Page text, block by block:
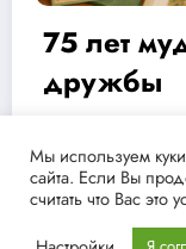
Детство
09.07.2026 Админ
NewsBlogger -
Мы используем
сайта. Если Вы
считать что Вас это